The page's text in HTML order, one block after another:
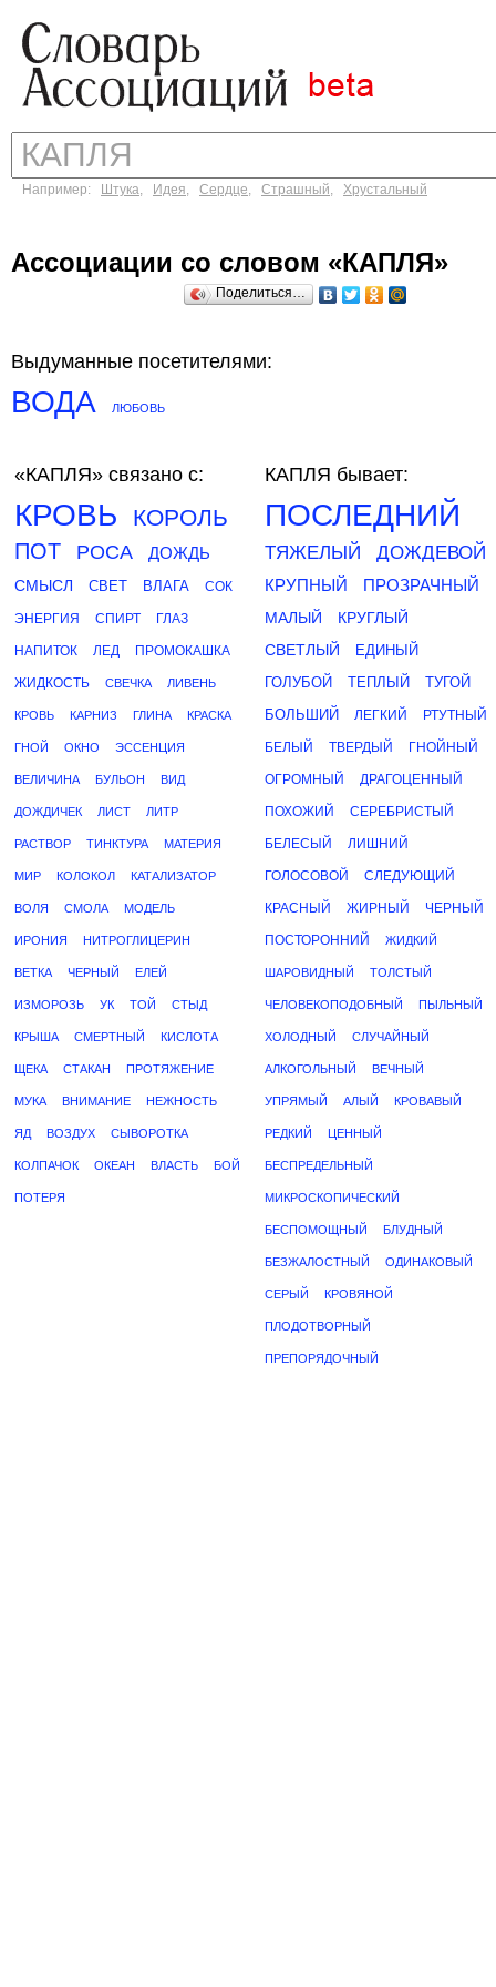
Например: Штука, Идея, Сердце, Страшный, Хрустальный
Ассоциации со словом «КАПЛЯ»
Поделиться…
Выдуманные посетителями:
ВОДА ЛЮБОВЬ
«КАПЛЯ» связано с:
КРОВЬ КОРОЛЬ
ПОТ РОСА ДОЖДЬ
СМЫСЛ СВЕТ ВЛАГА СОК
ЭНЕРГИЯ СПИРТ ГЛАЗ
НАПИТОК ЛЕД ПРОМОКАШКА
ЖИДКОСТЬ СВЕЧКА ЛИВЕНЬ
КРОВЬ КАРНИЗ ГЛИНА КРАСКА
ГНОЙ ОКНО ЭССЕНЦИЯ
ВЕЛИЧИНА БУЛЬОН ВИД
ДОЖДИЧЕК ЛИСТ ЛИТР
РАСТВОР ТИНКТУРА МАТЕРИЯ
МИР КОЛОКОЛ КАТАЛИЗАТОР
ВОЛЯ СМОЛА МОДЕЛЬ
ИРОНИЯ НИТРОГЛИЦЕРИН
ВЕТКА ЧЕРНЫЙ ЕЛЕЙ
ИЗМОРОЗЬ УК ТОЙ СТЫД
КРЫША СМЕРТНЫЙ КИСЛОТА
ЩЕКА СТАКАН ПРОТЯЖЕНИЕ
МУКА ВНИМАНИЕ НЕЖНОСТЬ
ЯД ВОЗДУХ СЫВОРОТКА
КОЛПАЧОК ОКЕАН ВЛАСТЬ БОЙ
ПОТЕРЯ
КАПЛЯ бывает:
ПОСЛЕДНИЙ
ТЯЖЕЛЫЙ ДОЖДЕВОЙ
КРУПНЫЙ ПРОЗРАЧНЫЙ
МАЛЫЙ
КРУГЛЫЙ
СВЕТЛЫЙ
ЕДИНЫЙ
ГОЛУБОЙ
ТЕПЛЫЙ
ТУГОЙ
БОЛЬШИЙ
ЛЕГКИЙ РТУТНЫЙ
БЕЛЫЙ ТВЕРДЫЙ ГНОЙНЫЙ
ОГРОМНЫЙ ДРАГОЦЕННЫЙ
ПОХОЖИЙ СЕРЕБРИСТЫЙ
БЕЛЕСЫЙ ЛИШНИЙ
ГОЛОСОВОЙ СЛЕДУЮЩИЙ
КРАСНЫЙ ЖИРНЫЙ ЧЕРНЫЙ
ПОСТОРОННИЙ ЖИДКИЙ
ШАРОВИДНЫЙ ТОЛСТЫЙ
ЧЕЛОВЕКОПОДОБНЫЙ ПЫЛЬНЫЙ
ХОЛОДНЫЙ СЛУЧАЙНЫЙ
АЛКОГОЛЬНЫЙ ВЕЧНЫЙ
УПРЯМЫЙ АЛЫЙ КРОВАВЫЙ
РЕДКИЙ ЦЕННЫЙ
БЕСПРЕДЕЛЬНЫЙ
МИКРОСКОПИЧЕСКИЙ
БЕСПОМОЩНЫЙ БЛУДНЫЙ
БЕЗЖАЛОСТНЫЙ ОДИНАКОВЫЙ
СЕРЫЙ КРОВЯНОЙ
ПЛОДОТВОРНЫЙ
ПРЕПОРЯДОЧНЫЙ